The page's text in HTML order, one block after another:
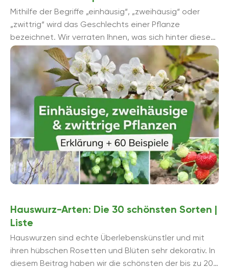
Mithilfe der Begriffe „einhäusig“, „zweihäusig“ oder
„zwittrig“ wird das Geschlechts einer Pflanze
bezeichnet. Wir verraten Ihnen, was sich hinter diesen
Bezeichnungen verbirgt. Außerdem stellen wir 60
einhäusige, ...
Hauswurz-Arten: Die 30 schönsten Sorten |
Liste
Hauswurzen sind echte Überlebenskünstler und mit
ihren hübschen Rosetten und Blüten sehr dekorativ. In
diesem Beitrag haben wir die schönsten der bis zu 200